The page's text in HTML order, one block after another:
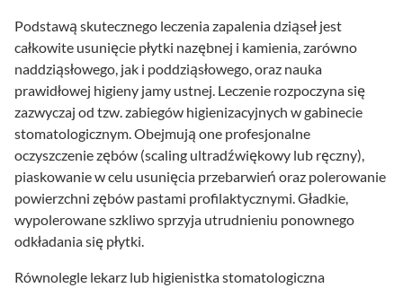
Podstawą skutecznego leczenia zapalenia dziąseł jest
całkowite usunięcie płytki nazębnej i kamienia, zarówno
naddziąsłowego, jak i poddziąsłowego, oraz nauka
prawidłowej higieny jamy ustnej. Leczenie rozpoczyna się
zazwyczaj od tzw. zabiegów higienizacyjnych w gabinecie
stomatologicznym. Obejmują one profesjonalne
oczyszczenie zębów (scaling ultradźwiękowy lub ręczny),
piaskowanie w celu usunięcia przebarwień oraz polerowanie
powierzchni zębów pastami profilaktycznymi. Gładkie,
wypolerowane szkliwo sprzyja utrudnieniu ponownego
odkładania się płytki.
Równolegle lekarz lub higienistka stomatologiczna